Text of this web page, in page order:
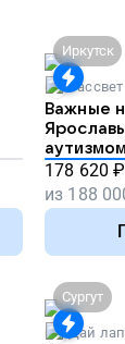
Иркутск
Рассвет
Важные
аутизмом
178 620 ₽
из 188
Сургут
Дай